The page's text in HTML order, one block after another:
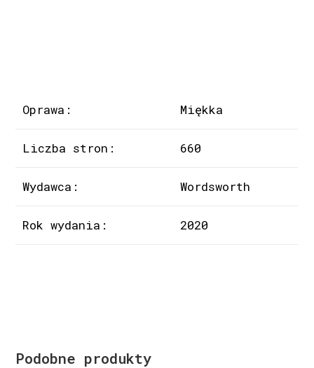
Oprawa: Miękka
Liczba stron: 660
Wydawca: Wordsworth
Rok wydania: 2020
Podobne produkty